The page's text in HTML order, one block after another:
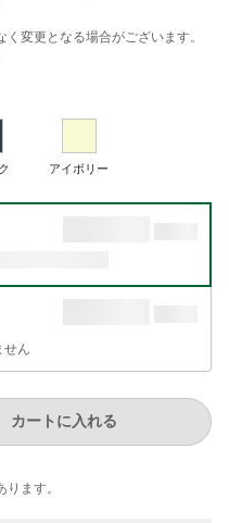
変更となる場合がございます。
アイボリー
せん
カートに入れる
ます。